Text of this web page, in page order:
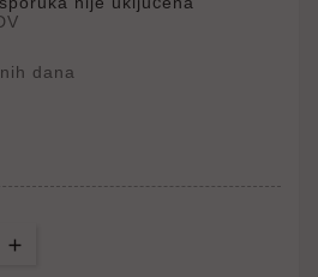
dana